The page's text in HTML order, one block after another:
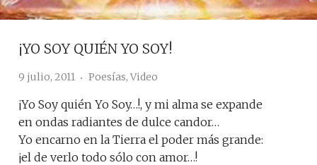
¡YO SOY QUIÉN YO SOY!
9 julio, 2011 Poesías, Video
¡Yo Soy quién Yo Soy…!, y mi alma se expande
en ondas radiantes de dulce candor…
Yo encarno en la Tierra el poder más grande:
¡el de verlo todo sólo con amor…!